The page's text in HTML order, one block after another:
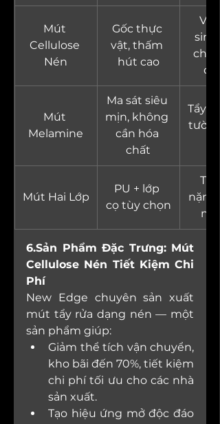
Mút
Cellulose
Nén
Gốc thực
vật, thấm
hút cao
Vệ
sinh
cơ
Mút
Melamine
Ma sát siêu
mịn, không
cần hóa
chất
Tẩy
Mút Hai Lớp
PU + lớp
cọ tùy chọn
Tẩy
6.Sản Phẩm Đặc Trưng: Mút
Cellulose Nén Tiết Kiệm Chi
Phí
New Edge chuyên sản xuất
mút tẩy rửa dạng nén — một
sản phẩm giúp:
Giảm thể tích vận chuyển,
kho bãi đến 70%, tiết kiệm
chi phí tối ưu cho các nhà
sản xuất.
Tạo hiệu ứng mở độc đáo